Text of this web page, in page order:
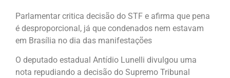
Parlamentar critica decisão do STF e afirma que pena
é desproporcional, já que condenados nem estavam
em Brasília no dia das manifestações
O deputado estadual Antídio Lunelli divulgou uma
nota repudiando a decisão do Supremo Tribunal